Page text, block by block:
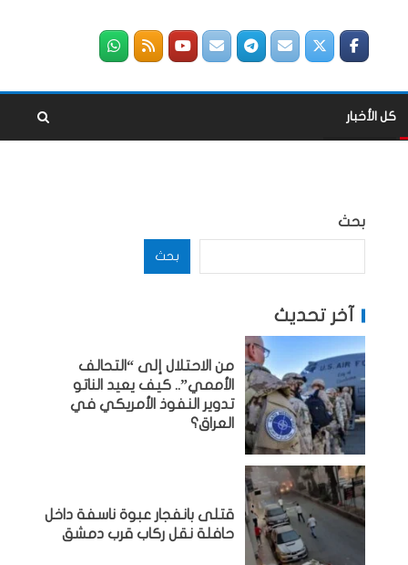
كل الأخبار
بحث
بحث
آخر تحديث
من الاحتلال إلى “التحالف
الأممي”.. كيف يعيد الناتو
تدوير النفوذ الأمريكي في
العراق؟
قتلى بانفجار عبوة ناسفة داخل
حافلة نقل ركاب قرب دمشق